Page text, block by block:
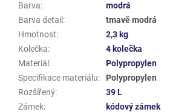
Barva:
modrá
Barva detail :
tmavě modrá
Hmotnost:
2,3 kg
Kolečka:
4 kolečka
Materiál :
Polypropylen
Specifikace materiálu:
Polypropylen
Rozšířený:
39 L
Zámek:
kódový zámek